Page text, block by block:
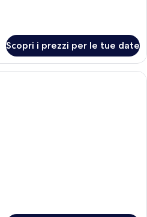
Scopri i prezzi per le tue date
Una terrazza sul tetto con posti a